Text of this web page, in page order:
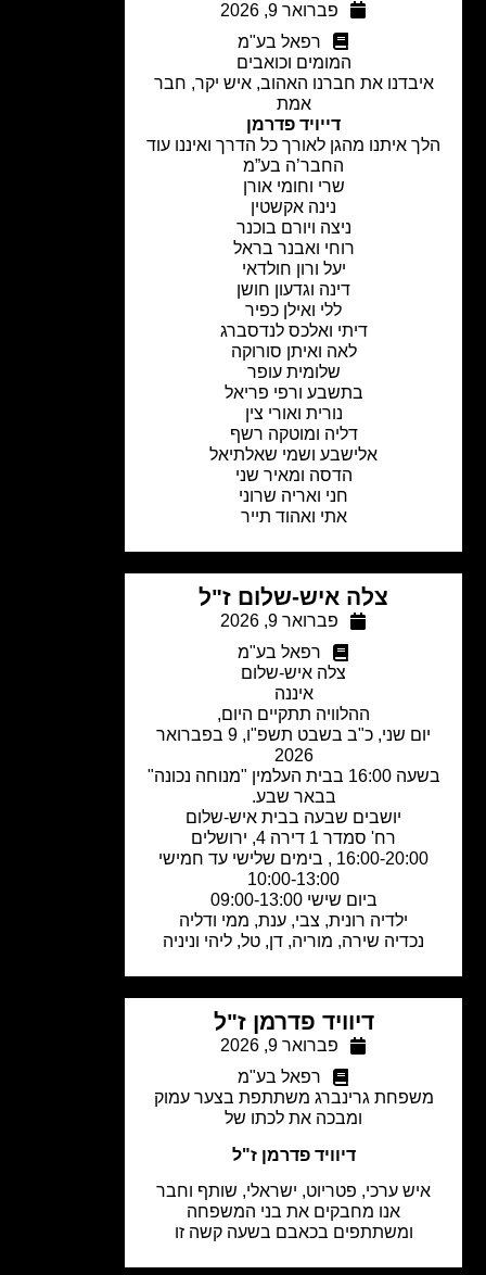
פברואר 9, 2026
רפאל בע"מ
המומים וכואבים
את חברנו האהוב, איש יקר, חבר
דייויד פדרמן
איתנו מהגן לאורך כל הדרך ואיננו עוד
החבר’ה בע”מ
שרי וחומי אורן
נינה אקשטין
ניצה ויורם בוכנר
רוחי ואבנר בראל
יעל ורון חולדאי
דינה וגדעון חושן
ללי ואילן כפיר
דיתי ואלכס לנדסברג
לאה ואיתן סורוקה
שלומית עופר
בתשבע ורפי פריאל
נורית ואורי צין
דליה ומוטקה רשף
אלישבע ושמי שאלתיאל
הדסה ומאיר שני
חני ואריה שרוני
אתי ואהוד תייר
צלה איש-שלום ז"ל
פברואר 9, 2026
רפאל בע"מ
צלה איש-שלום
ההלוויה תתקיים היום,
יום שני, כ"ב בשבט תשפ"ו, 9 בפברואר
בשעה 16:00 בבית העלמין "מנוחה נכונה"
בבאר שבע.
יושבים שבעה בבית איש-שלום
רח' סמדר 1 דירה 4, ירושלים
16:00-20:00 , בימים שלישי עד חמישי
10:00-13:00
ביום שישי 09:00-13:00
ילדיה רונית, צבי, ענת, ממי ודליה
נכדיה שירה, מוריה, דן, טל, ליהי וניניה
דיוויד פדרמן ז"ל
פברואר 9, 2026
רפאל בע"מ
גרינברג משתתפת בצער עמוק
ומבכה את לכתו של
דיוויד פדרמן ז"ל
ערכי, פטריוט, ישראלי, שותף וחבר
אנו מחבקים את בני המשפחה
ומשתתפים בכאבם בשעה קשה זו